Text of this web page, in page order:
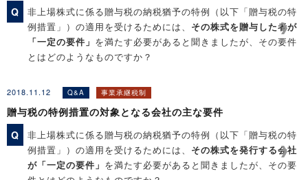
◆Q&A解説「事業承継税制の特例措置のチェックリスト」
Q
非上場株式に係る贈与税の納税猶予の特例（以下「贈与税の特
例措置」）の適用を受けるためには、 その株式を贈与した者が
「一定の要件」 を満たす必要があると聞きましたが、その要件
とはどのようなものですか？
［関連コンテンツ］
◆Q&A解説「贈与税の特例措置に係る納税猶予の打ち切り」
◆Q&A解説「贈与税の特例措置の適用を受けるための後継者
（特例経営承継受贈者）の要件」
2018.11.12 Q&A 事業承継税制
贈与税の特例措置の対象となる会社の主な要件
Q
非上場株式に係る贈与税の納税猶予の特例（以下「贈与税の特
例措置」）の適用を受けるためには、 その株式を発行する会社
が「一定の要件」 を満たす必要があると聞きましたが、その要